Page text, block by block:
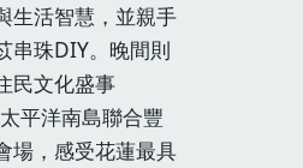
生活智慧，並親手
串珠DIY。晚間則
民文化盛事
太平洋南島聯合豐
場，感受花蓮最具